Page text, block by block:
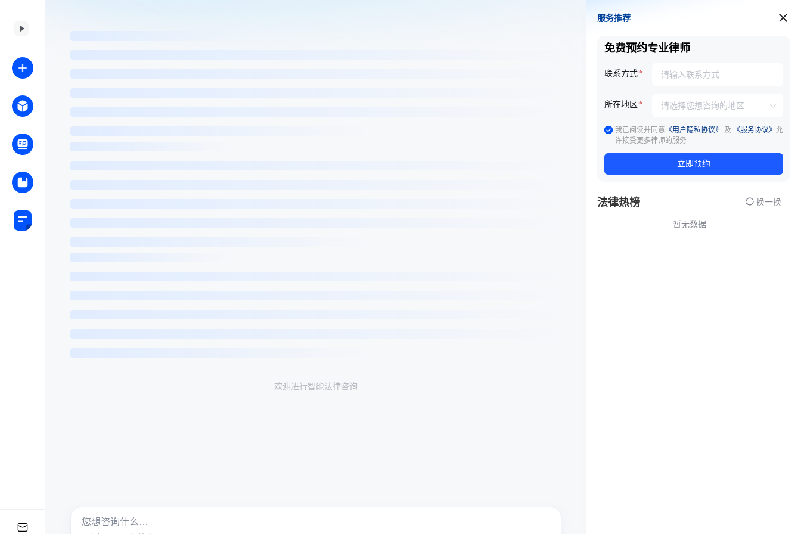
欢迎进行智能法律咨询
服务推荐
服务推荐
免费预约专业律师
联系方式
所在地区
我已阅读并同意 《用户隐私协议》 及 《服务协议》 允
许接受更多律师的服务
立即预约
法律热榜 换一换
暂无数据